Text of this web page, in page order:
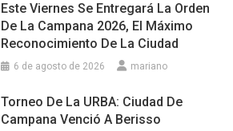
Este Viernes Se Entregará La Orden
De La Campana 2026, El Máximo
Reconocimiento De La Ciudad
6 de agosto de 2026 mariano
Torneo De La URBA: Ciudad De
Campana Venció A Berisso